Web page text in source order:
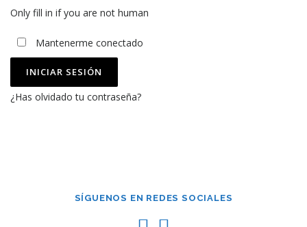
Only fill in if you are not human
Mantenerme conectado
¿Has olvidado tu contraseña?
SÍGUENOS EN REDES SOCIALES